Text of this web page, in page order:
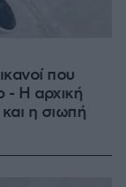
που
- Η αρχική
η σιωπή